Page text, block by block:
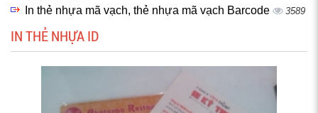
In thẻ nhựa mã vạch, thẻ nhựa mã vạch Barcode 3589
IN THẺ NHỰA ID